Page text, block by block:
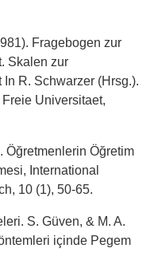
Fragebogen zur
Skalen zur
R. Schwarzer (Hrsg.).
Universitaet,
Öğretmenlerin Öğretim
International
10 (1), 50-65.
S. Güven, & M. A.
içinde Pegem